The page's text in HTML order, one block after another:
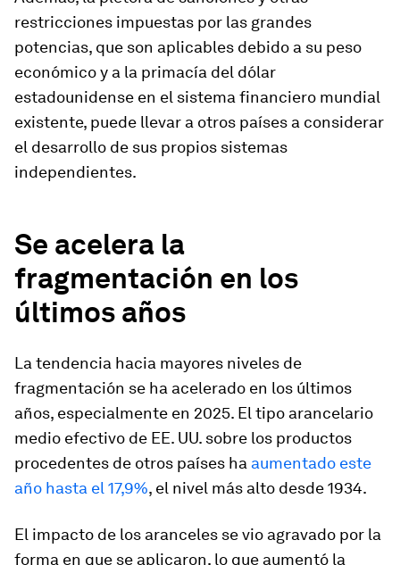
restricciones impuestas por las grandes
potencias, que son aplicables debido a su peso
económico y a la primacía del dólar
estadounidense en el sistema financiero mundial
existente, puede llevar a otros países a considerar
el desarrollo de sus propios sistemas
independientes.
Se acelera la
fragmentación en los
últimos años
La tendencia hacia mayores niveles de
fragmentación se ha acelerado en los últimos
años, especialmente en 2025. El tipo arancelario
medio efectivo de EE. UU. sobre los productos
procedentes de otros países ha aumentado este
año hasta el 17,9%, el nivel más alto desde 1934.
El impacto de los aranceles se vio agravado por la
forma en que se aplicaron, lo que aumentó la